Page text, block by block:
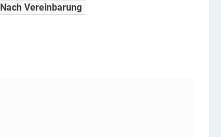
Nach Vereinbarung